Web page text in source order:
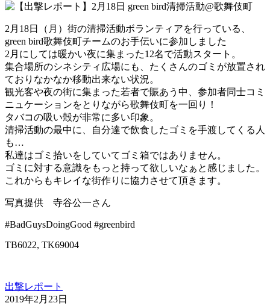
2月18日（月）街の清掃活動ボランティアを行っている、
green bird歌舞伎町チームのお手伝いに参加しました
2月にしては暖かい夜に集まった12名で活動スタート。
集合場所のシネシティ広場にも、たくさんのゴミが放置され
ておりなかなか移動出来ない状況。
観光客や夜の街に集まった若者で賑あう中、参加者同士コミ
ニュケーションをとりながら歌舞伎町を一回り！
タバコの吸い殻が非常に多い印象。
清掃活動の最中に、自分達で飲食したゴミを手渡してくる人
も…
私達はゴミ拾いをしていてゴミ箱ではありません。
ゴミに対する意識をもっと持って欲しいなぁと感じました。
これからもキレイな街作りに協力させて頂きます。
写真提供 寺谷公一さん
#BadGuysDoingGood #greenbird
TB6022, TK69004
出撃レポート
2019年2月23日